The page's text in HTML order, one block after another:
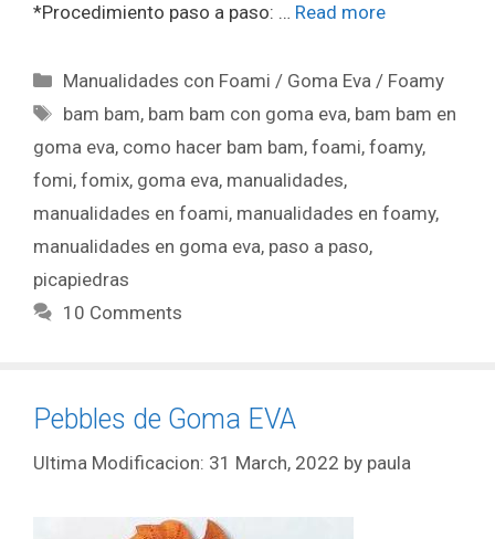
*Procedimiento paso a paso: … Read more
Manualidades con Foami / Goma Eva / Foamy
bam bam, bam bam con goma eva, bam bam en
goma eva, como hacer bam bam, foami, foamy,
fomi, fomix, goma eva, manualidades,
manualidades en foami, manualidades en foamy,
manualidades en goma eva, paso a paso,
picapiedras
10 Comments
Pebbles de Goma EVA
31 March, 2022 by paula